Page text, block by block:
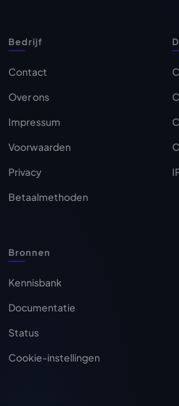
Bedrijf
Contact
Over ons
Impressum
Voorwaarden
Privacy
Betaalmethoden
Bronnen
Kennisbank
Documentatie
Status
Cookie-instellingen